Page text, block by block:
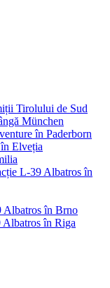
Tirolului de Sud
München
în Paderborn
Elveția
L-39 Albatros în
în Brno
în Riga